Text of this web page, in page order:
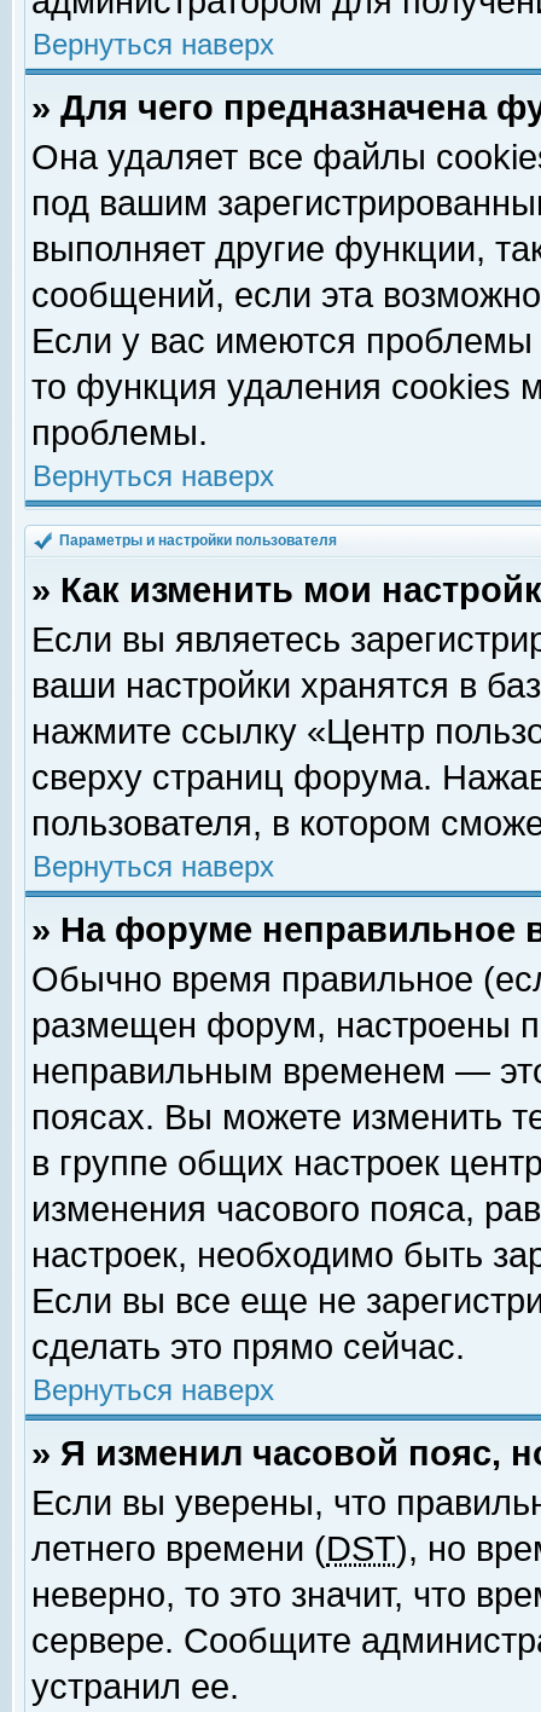
Вернуться наверх
» Для чего предназначена
Она удаляет все файлы
под вашим
выполняет другие функции,
сообщений, если эта
Если у вас имеются
то функция удаления cookies
проблемы.
Вернуться наверх
Параметры и настройки пользователя
» Как изменить мои
Если вы являетесь
ваши настройки хранятся в
нажмите ссылку «Центр
сверху страниц форума.
пользователя, в котором
Вернуться наверх
» На форуме неправильное
Обычно время правильное
размещен форум, настроены
неправильным временем —
поясах. Вы можете изменить
в группе общих настроек
изменения часового пояса,
настроек, необходимо быть
Если вы все еще не
сделать это прямо сейчас.
Вернуться наверх
» Я изменил часовой пояс,
Если вы уверены, что
летнего времени (DST), но
неверно, то это значит, что
сервере. Сообщите
устранил ее.